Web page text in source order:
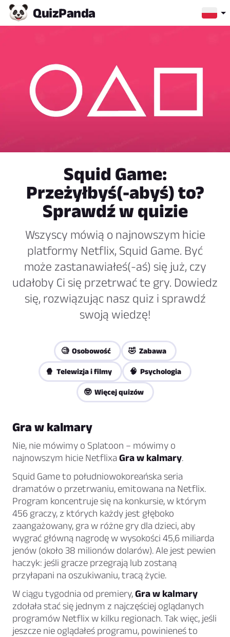
QuizPanda
Squid Game:
Przeżyłbyś(-abyś) to?
Sprawdź w quizie
Wszyscy mówią o najnowszym hicie
platformy Netflix, Squid Game. Być
może zastanawiałeś(-aś) się już, czy
udałoby Ci się przetrwać te gry. Dowiedz
się, rozwiązując nasz quiz i sprawdź
swoją wiedzę!
🧐 Osobowość 🤣 Zabawa
🍿 Telewizja i filmy 🧠 Psychologia
🤓 Więcej quizów
Gra w kalmary
Nie, nie mówimy o Splatoon – mówimy o
najnowszym hicie Netflixa Gra w kalmary.
Squid Game to południowokoreańska seria
dramatów o przetrwaniu, emitowana na Netflix.
Program koncentruje się na konkursie, w którym
456 graczy, z których każdy jest głęboko
zaangażowany, gra w różne gry dla dzieci, aby
wygrać główną nagrodę w wysokości 45,6 miliarda
jenów (około 38 milionów dolarów). Ale jest pewien
haczyk: jeśli gracze przegrają lub zostaną
przyłapani na oszukiwaniu, tracą życie.
W ciągu tygodnia od premiery,Gra w kalmary
zdołała stać się jednym z najczęściej oglądanych
programów Netflix w kilku regionach. Tak więc, jeśli
jeszcze nie oglądałeś programu, powinieneś to